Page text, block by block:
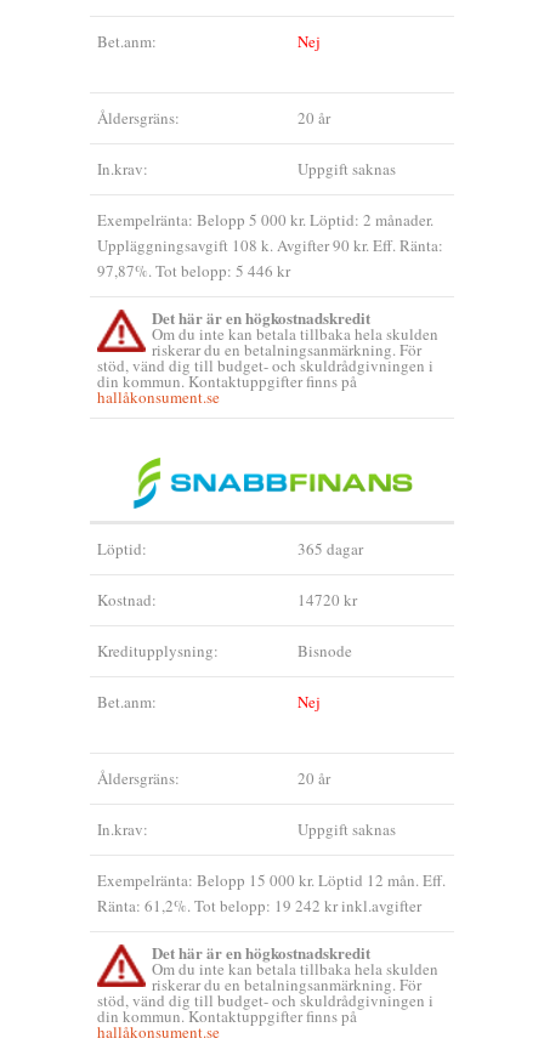
Bet.anm: Nej
Åldersgräns: 20 år
In.krav: Uppgift saknas
Exempelränta: Belopp 5 000 kr. Löptid: 2 månader.
Uppläggningsavgift 108 k. Avgifter 90 kr. Eff. Ränta:
97,87%. Tot belopp: 5 446 kr
Det här är en högkostnadskredit
Om du inte kan betala tillbaka hela skulden
riskerar du en betalningsanmärkning. För
stöd, vänd dig till budget- och skuldrådgivningen i
din kommun. Kontaktuppgifter finns på
hallåkonsument.se
Löptid: 365 dagar
Kostnad: 14720 kr
Kreditupplysning: Bisnode
Bet.anm: Nej
Åldersgräns: 20 år
In.krav: Uppgift saknas
Exempelränta: Belopp 15 000 kr. Löptid 12 mån. Eff.
Ränta: 61,2%. Tot belopp: 19 242 kr inkl.avgifter
Det här är en högkostnadskredit
Om du inte kan betala tillbaka hela skulden
riskerar du en betalningsanmärkning. För
stöd, vänd dig till budget- och skuldrådgivningen i
din kommun. Kontaktuppgifter finns på
hallåkonsument.se